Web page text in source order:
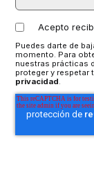
Acepto
Puedes darte de
momento. Para
nuestras prácticas
proteger y respetar
privacidad.